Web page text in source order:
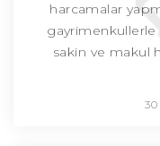
harcamalar
gayrimenkullerle
sakin ve makul
30